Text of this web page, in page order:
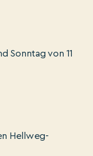
Sonntag von 11
Hellweg-